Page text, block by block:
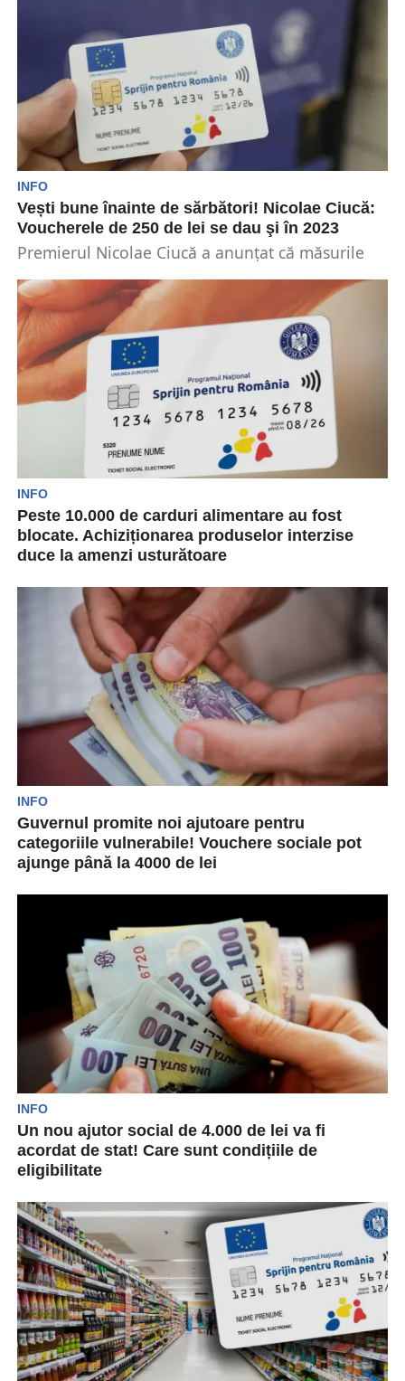
INFO
Vești bune înainte de sărbători! Nicolae Ciucă:
Voucherele de 250 de lei se dau şi în 2023
Premierul Nicolae Ciucă a anunțat că măsurile
continua și în...
INFO
Peste 10.000 de carduri alimentare au fost
blocate. Achiziționarea produselor interzise
duce la amenzi usturătoare
10.000 de beneficiari au avut cardurile blocate.
Motivele sunt achiziționarea...
INFO
Guvernul promite noi ajutoare pentru
categoriile vulnerabile! Vouchere sociale pot
ajunge până la 4000 de lei
INFO
Un nou ajutor social de 4.000 de lei va fi
acordat de stat! Care sunt condițiile de
eligibilitate
Europeană, Marcel Boloș, ministrul Fondurilor
Europene, a declarat, marți, că...